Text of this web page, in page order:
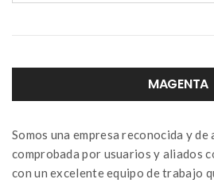
MAGENTA
Somos una empresa reconocida y
comprobada por usuarios y aliados
con un excelente equipo de trabajo